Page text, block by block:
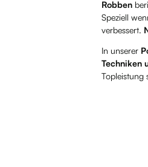
Robben
Speziell
verbessert.
In unserer
Techniken
Topleistung